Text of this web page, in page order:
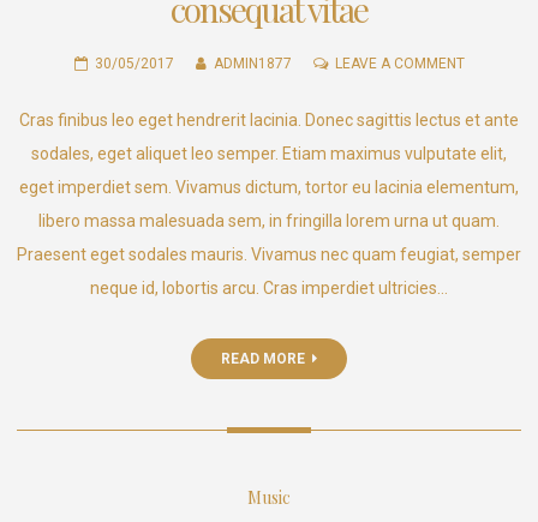
30/05/2017 ADMIN1877 LEAVE A COMMENTON
EROS
ENIM,
VITAE
Cras finibus leo eget hendrerit lacinia. Donec sagittis lectus et ante
sodales, eget aliquet leo semper. Etiam maximus vulputate elit,
eget imperdiet sem. Vivamus dictum, tortor eu lacinia elementum,
libero massa malesuada sem, in fringilla lorem urna ut quam.
Praesent eget sodales mauris. Vivamus nec quam feugiat, semper
neque id, lobortis arcu. Cras imperdiet ultricies…
READ MORE
Music